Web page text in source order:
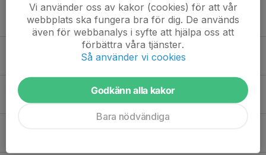
Tidigare nyheter
Säsongsstart Tumba J20 säsongen 2025/2026
14 apr 2025 0
Pelle Bäckström klar för Tumba J20
4 okt 2024 1
Vi använder oss av kakor (cookies) för att vår
webbplats ska fungera bra för dig. De används
även för webbanalys i syfte att hjälpa oss att
förbättra våra tjänster.
Så använder vi cookies
Godkänn alla kakor
Bara nödvändiga